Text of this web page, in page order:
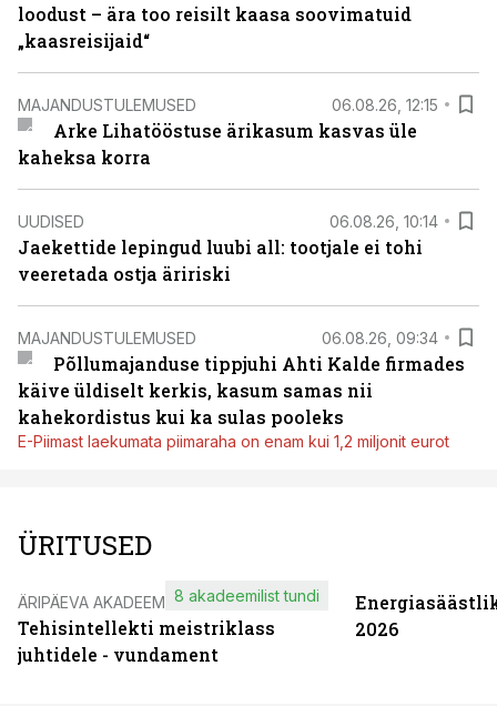
loodust – ära too reisilt kaasa soovimatuid
„kaasreisijaid“
MAJANDUSTULEMUSED 06.08.26, 12:15
Arke Lihatööstuse ärikasum kasvas üle
kaheksa korra
UUDISED 06.08.26, 10:14
Jaekettide lepingud luubi all: tootjale ei tohi
veeretada ostja äririski
MAJANDUSTULEMUSED 06.08.26, 09:34
Põllumajanduse tippjuhi Ahti Kalde firmades
käive üldiselt kerkis, kasum samas nii
kahekordistus kui ka sulas pooleks
E-Piimast laekumata piimaraha on enam kui 1,2 miljonit eurot
ÜRITUSED
ÄRIPÄEVA AKADEEMIA
Tehisintellekti meistriklass
juhtidele - vundament
8 akadeemilist tundi
2026